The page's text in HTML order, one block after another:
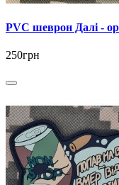
PVC шеврон Далі -
250грн